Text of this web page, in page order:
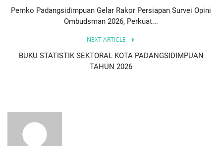
Pemko Padangsidimpuan Gelar Rakor Persiapan Survei Opini
Ombudsman 2026, Perkuat...
NEXT ARTICLE
BUKU STATISTIK SEKTORAL KOTA PADANGSIDIMPUAN
TAHUN 2026